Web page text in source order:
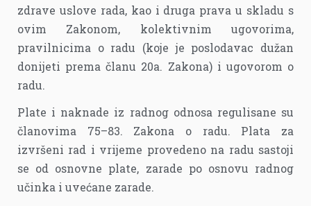
zdrave uslove rada, kao i druga prava u skladu s
ovim Zakonom, kolektivnim ugovorima,
pravilnicima o radu (koje je poslodavac dužan
donijeti prema članu 20a. Zakona) i ugovorom o
radu.
Plate i naknade iz radnog odnosa regulisane su
članovima 75–83. Zakona o radu. Plata za
izvršeni rad i vrijeme provedeno na radu sastoji
se od osnovne plate, zarade po osnovu radnog
učinka i uvećane zarade.